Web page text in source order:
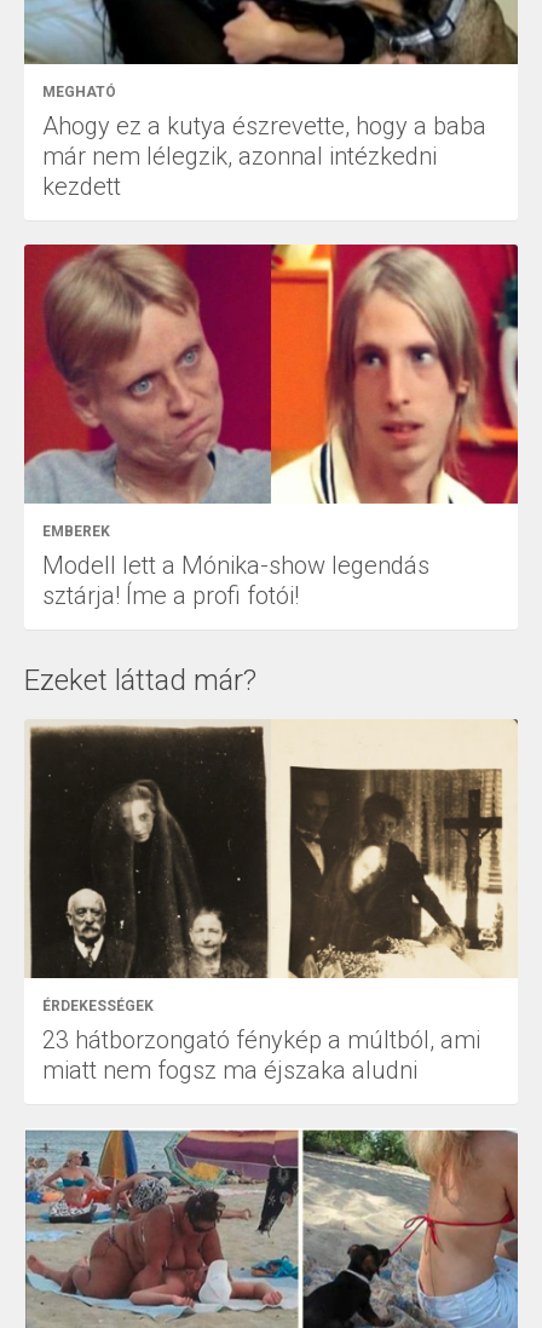
MEGHATÓ
Ahogy ez a kutya észrevette, hogy a baba
már nem lélegzik, azonnal intézkedni
kezdett
EMBEREK
Modell lett a Mónika-show legendás
sztárja! Íme a profi fotói!
Ezeket láttad már?
ÉRDEKESSÉGEK
23 hátborzongató fénykép a múltból, ami
miatt nem fogsz ma éjszaka aludni